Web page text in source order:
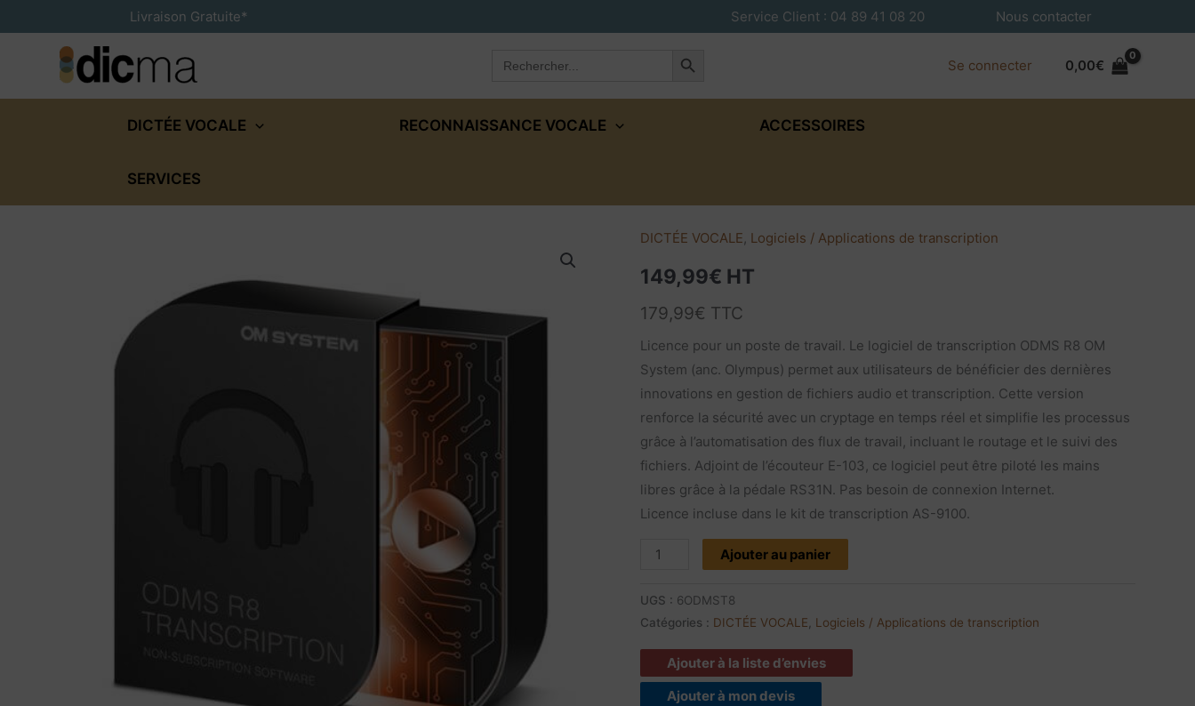
au
Livraison Gratuite* Service Client : 04 89 41 08 20 Nous contacter
for:
Se connecter
0,00€
DICTÉE VOCALE RECONNAISSANCE VOCALE ACCESSOIRES
SERVICES
DICTÉE VOCALE, Logiciels / Applications de transcription
149,99€ HT
179,99€ TTC
Licence pour un poste de travail. Le logiciel de transcription ODMS R8 OM
System (anc. Olympus) permet aux utilisateurs de bénéficier des dernières
innovations en gestion de fichiers audio et transcription. Cette version
renforce la sécurité avec un cryptage en temps réel et simplifie les processus
grâce à l’automatisation des flux de travail, incluant le routage et le suivi des
fichiers. Adjoint de l’écouteur E-103, ce logiciel peut être piloté les mains
libres grâce à la pédale RS31N. Pas besoin de connexion Internet.
Licence incluse dans le kit de transcription AS-9100.
quantité
de
Logiciel
ODMS
R8
Transcription
|
System
(anc.
Olympus)
|
Ajouter au panier
UGS : 6ODMST8
Catégories : DICTÉE VOCALE, Logiciels / Applications de transcription
Ajouter à la liste d’envies
Ajouter à mon devis